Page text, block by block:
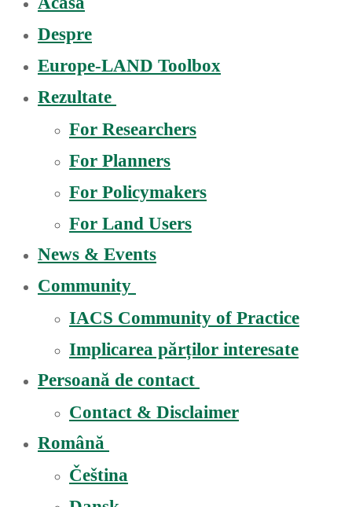
Despre
Europe-LAND Toolbox
Rezultate
For Researchers
For Planners
For Policymakers
For Land Users
News & Events
Community
IACS Community of Practice
Implicarea părților interesate
Persoană de contact
Contact & Disclaimer
Română
Čeština